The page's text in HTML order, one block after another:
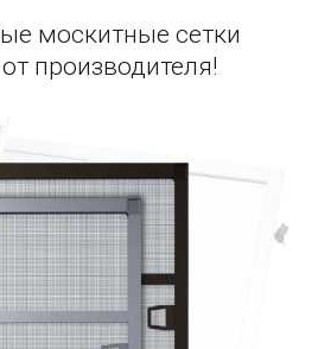
москитные сетки
производителя!